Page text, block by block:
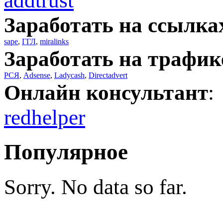
Заработать на
sape, ГГЛ, miralinks
Заработать на
РСЯ, Adsense, Ladycash, Directadvert
Онлайн консультант:
redhelper
Популярное
Sorry. No data so far.